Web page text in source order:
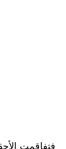
فتفاقمت